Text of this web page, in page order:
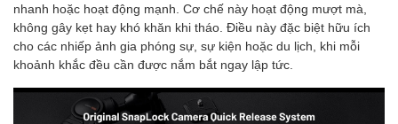
nhanh hoặc hoạt động mạnh. Cơ chế này hoạt động mượt mà,
không gây kẹt hay khó khăn khi tháo. Điều này đặc biệt hữu ích
cho các nhiếp ảnh gia phóng sự, sự kiện hoặc du lịch, khi mỗi
khoảnh khắc đều cần được nắm bắt ngay lập tức.